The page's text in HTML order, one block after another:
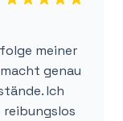
meiner
genau
Ich